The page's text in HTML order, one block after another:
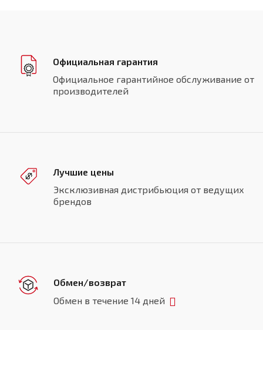
Официальная гарантия
Официальное гарантийное обслуживание от
производителей
Лучшие цены
Эксклюзивная дистрибьюция от ведущих
брендов
Обмен/возврат
Обмен в течение 14 дней